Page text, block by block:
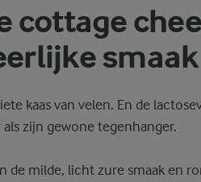
cottage
kaas van velen. En de
zijn gewone tegenhanger.
de milde, licht zure smaak en